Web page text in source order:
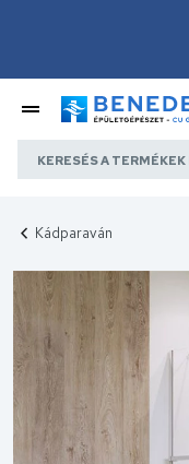
Kádparaván